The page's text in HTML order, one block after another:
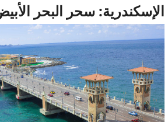
الإسكندرية: سحر البحر